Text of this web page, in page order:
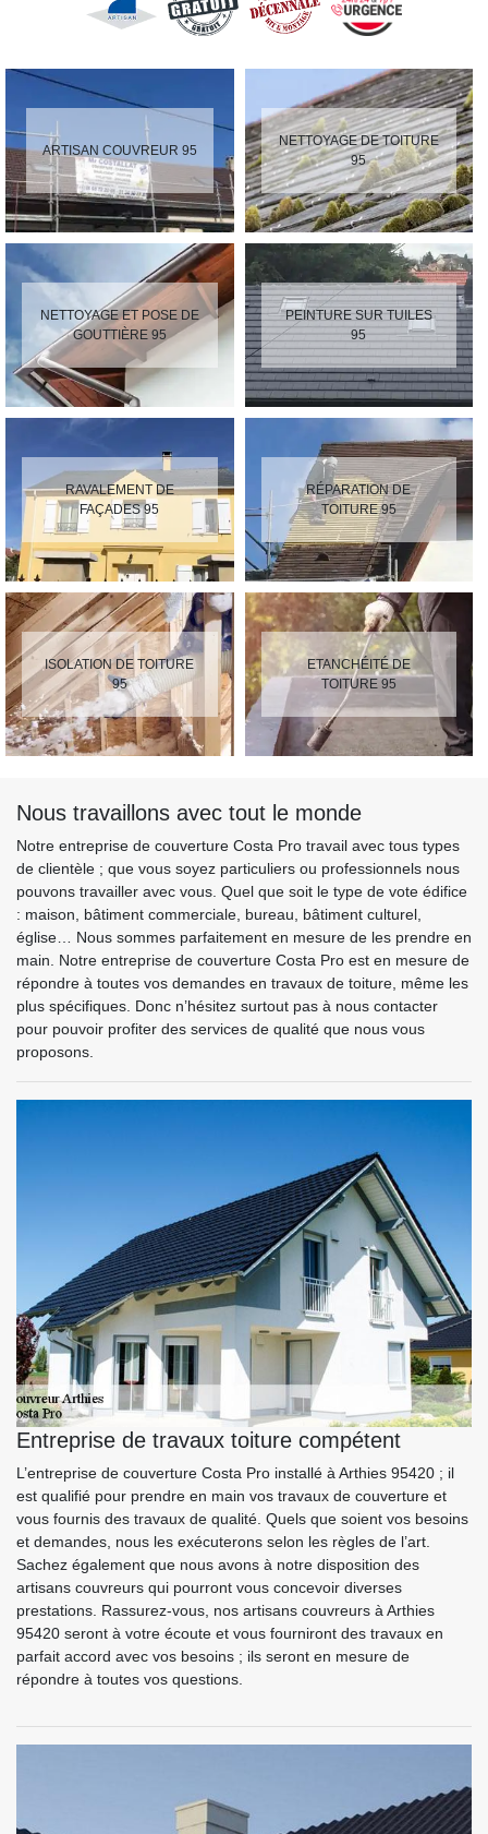
ARTISAN COUVREUR 95
NETTOYAGE DE TOITURE
95
NETTOYAGE ET POSE DE
GOUTTIÈRE 95
PEINTURE SUR TUILES
95
RAVALEMENT DE
FAÇADES 95
RÉPARATION DE
TOITURE 95
ISOLATION DE TOITURE
95
ETANCHÉITÉ DE
TOITURE 95
Nous travaillons avec tout le monde
Notre entreprise de couverture Costa Pro travail avec tous types
de clientèle ; que vous soyez particuliers ou professionnels nous
pouvons travailler avec vous. Quel que soit le type de vote édifice
: maison, bâtiment commerciale, bureau, bâtiment culturel,
église… Nous sommes parfaitement en mesure de les prendre en
main. Notre entreprise de couverture Costa Pro est en mesure de
répondre à toutes vos demandes en travaux de toiture, même les
plus spécifiques. Donc n’hésitez surtout pas à nous contacter
pour pouvoir profiter des services de qualité que nous vous
proposons.
Entreprise de travaux toiture compétent
L’entreprise de couverture Costa Pro installé à Arthies 95420 ; il
est qualifié pour prendre en main vos travaux de couverture et
vous fournis des travaux de qualité. Quels que soient vos besoins
et demandes, nous les exécuterons selon les règles de l’art.
Sachez également que nous avons à notre disposition des
artisans couvreurs qui pourront vous concevoir diverses
prestations. Rassurez-vous, nos artisans couvreurs à Arthies
95420 seront à votre écoute et vous fourniront des travaux en
parfait accord avec vos besoins ; ils seront en mesure de
répondre à toutes vos questions.